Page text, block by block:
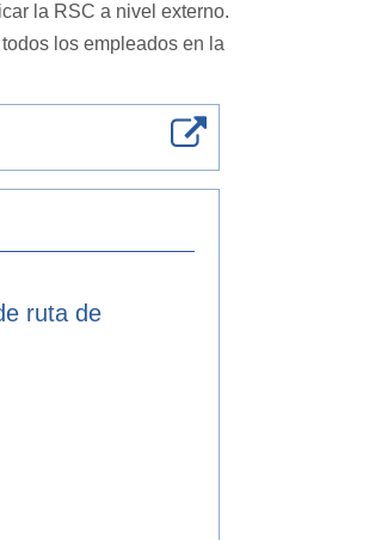
la RSC a nivel externo.
los empleados en la
ruta de